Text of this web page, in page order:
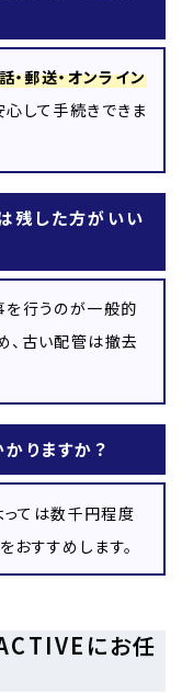
・郵送・オンライン
して手続きできま
残した方がいい
行うのが一般的
、古い配管は撤去
りますか？
っては数千円程度
すすめします。
にお任